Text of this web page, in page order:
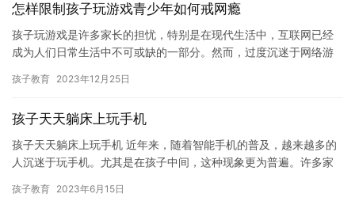
怎样限制孩子玩游戏青少年如何戒网瘾
孩子玩游戏是许多家长的担忧，特别是在现代生活中，互联网已经
成为人们日常生活中不可或缺的一部分。然而，过度沉迷于网络游
此，家…
孩子教育 2023年12月25日
孩子天天躺床上玩手机
孩子天天躺床上玩手机 近年来，随着智能手机的普及，越来越多的
人沉迷于玩手机。尤其是在孩子中间，这种现象更为普遍。许多家
甚至…
孩子教育 2023年6月15日